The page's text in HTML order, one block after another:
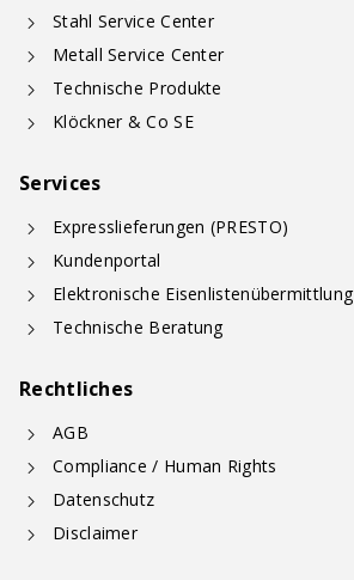
Stahl Service Center
Metall Service Center
Technische Produkte
Klöckner & Co SE
Services
Expresslieferungen (PRESTO)
Kundenportal
Elektronische Eisenlistenübermittlung
Technische Beratung
Rechtliches
AGB
Compliance / Human Rights
Datenschutz
Disclaimer